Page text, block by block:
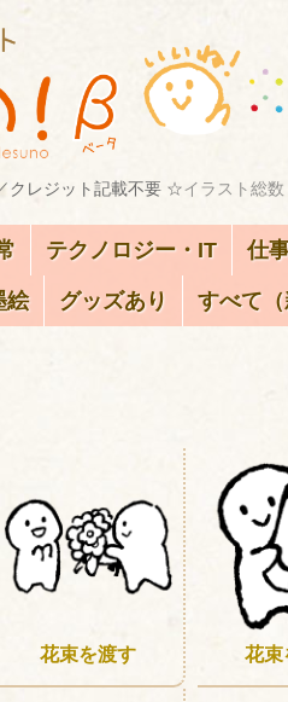
クレジット記載不要 ☆イラスト総
テクノロジー・IT 仕
絵 グッズあり すべて（
花束を渡す 花束